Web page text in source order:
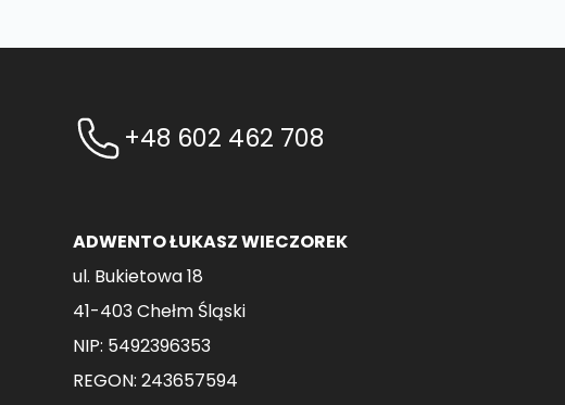
+48 602 462 708
ADWENTO ŁUKASZ WIECZOREK
ul. Bukietowa 18
41-403 Chełm Śląski
NIP: 5492396353
REGON: 243657594